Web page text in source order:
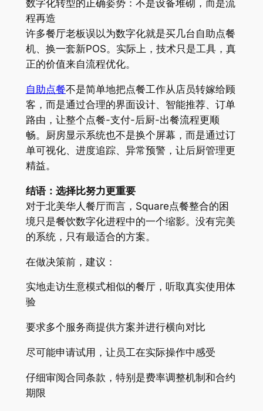
数字化转型的正确姿势：不是设备堆砌，而是流
程再造
许多餐厅老板误以为数字化就是买几台自助点餐
机、换一套新POS。实际上，技术只是工具，真
正的价值来自流程优化。
自助点餐不是简单地把点餐工作从店员转嫁给顾
客，而是通过合理的界面设计、智能推荐、订单
路由，让整个点餐-支付-后厨-出餐流程更顺
畅。厨房显示系统也不是换个屏幕，而是通过订
单可视化、进度追踪、异常预警，让后厨管理更
精益。
结语：选择比努力更重要
对于北美华人餐厅而言，Square点餐整合的困
境只是餐饮数字化进程中的一个缩影。没有完美
的系统，只有最适合的方案。
在做决策前，建议：
实地走访生意模式相似的餐厅，听取真实使用体
验
要求多个服务商提供方案并进行横向对比
尽可能申请试用，让员工在实际操作中感受
仔细审阅合同条款，特别是费率调整机制和合约
期限